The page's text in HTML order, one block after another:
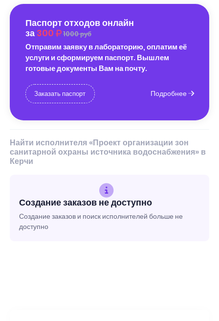
Паспорт отходов онлайн
за 300 1000 руб
Отправим заявку в лабораторию, оплатим её
услуги и сформируем паспорт. Вышлем
готовые документы Вам на почту.
Заказать паспорт Подробнее
Найти исполнителя «Проект организации зон
санитарной охраны источника водоснабжения» в
Керчи
Создание заказов не доступно
Создание заказов и поиск исполнителей больше не
доступно